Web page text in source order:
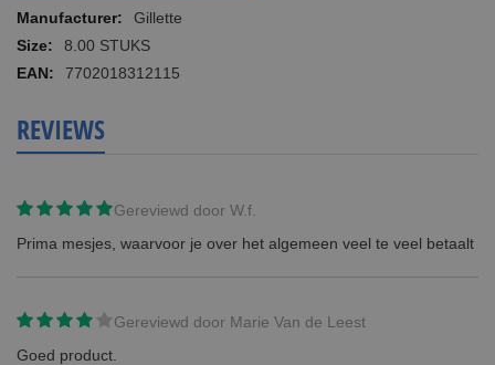
Meer
informatie
Gillette
8.00 STUKS
7702018312115
REVIEWS
Gereviewd door W.f.
Prima mesjes, waarvoor je over het algemeen veel te veel betaalt
Gereviewd door Marie Van de Leest
Goed product.